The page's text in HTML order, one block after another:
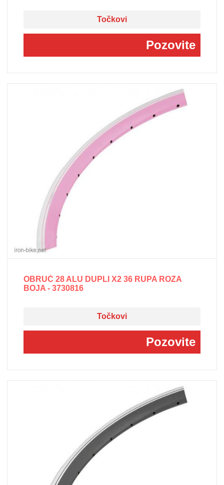
Točkovi
Pozovite
OBRUČ 28 ALU DUPLI X2 36 RUPA ROZA
BOJA - 3730816
Točkovi
Pozovite